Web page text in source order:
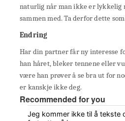
naturlig når man ikke er lykkelig
sammen med. Ta derfor dette
Endring
Har din partner får ny interesse
han håret, bleker tennene eller
være han prøver å se bra ut for
er kanskje ikke deg.
Recommended for you
Jeg kommer ikke til å tekste